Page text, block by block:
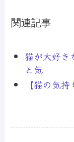
関連記事
猫が大好
と気
【猫の気